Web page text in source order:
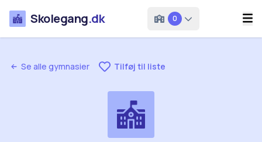
Skolegang.dk 0
Se alle gymnasier Tilføj til liste